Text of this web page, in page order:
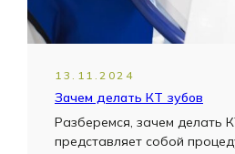
13.11.2024
Зачем делать КТ зубов
Разберемся, зачем делать
представляет собой